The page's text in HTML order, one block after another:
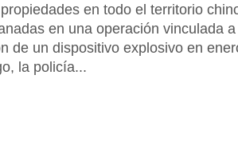
en todo el territorio
en una operación vinculada
de un dispositivo explosivo en
la policía...